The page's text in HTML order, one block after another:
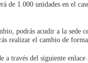
de 1.000 unidades en el
podrás acudir a la
realizar el cambio de
a través del siguiente enlace